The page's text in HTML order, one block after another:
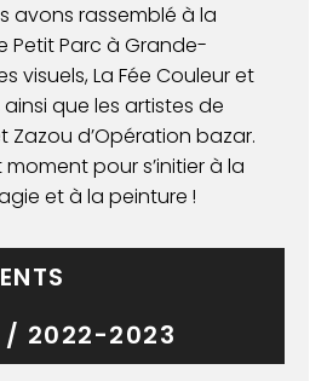
avons rassemblé à la
Petit Parc à Grande-
visuels, La Fée Couleur et
que les artistes de
Zazou d’Opération bazar.
pour s’initier à la
et à la peinture !
/ 2022-2023